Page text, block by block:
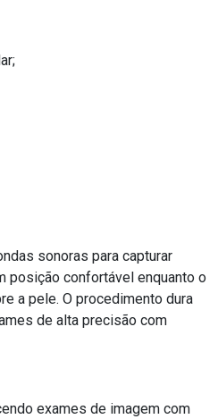
sonoras para capturar
posição confortável enquanto o
a pele. O procedimento dura
de alta precisão com
exames de imagem com